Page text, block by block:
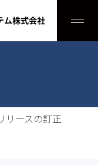
リースの訂正